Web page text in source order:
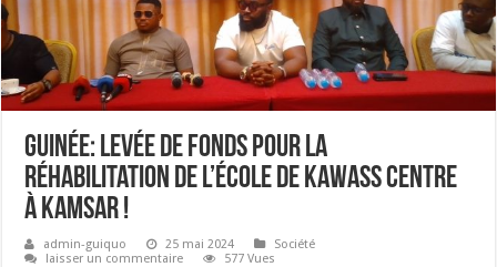
Guinée: levée de fonds pour la
réhabilitation de l’école de Kawass Centre
à Kamsar !
admin-guiquo 25 mai 2024
Société
laisser un commentaire
577 Vues